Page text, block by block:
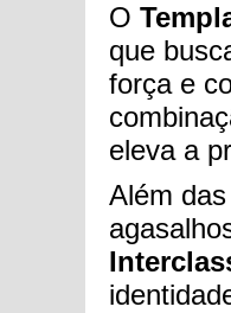
O
que
força e
eleva a
Além